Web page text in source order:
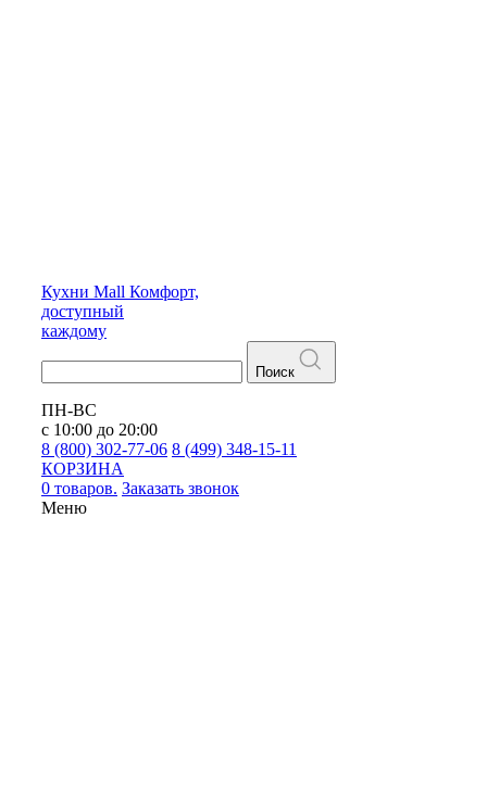
Кухни Mall Комфорт,
доступный
каждому
Поиск
ПН-ВС
с 10:00 до 20:00
8 (800) 302-77-06 8 (499) 348-15-11
КОРЗИНА
0 товаров. Заказать звонок
Меню